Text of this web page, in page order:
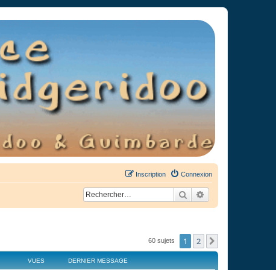
Connexion
Inscription
Rechercher
60 sujets 1 2
VUES DERNIER MESSAGE